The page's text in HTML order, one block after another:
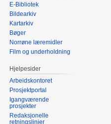
E-Bibliotek
Bildearkiv
Kartarkiv
Bøger
Norrøne læremidler
Film og underholdning
Hjelpesider
Arbeidskontoret
Prosjektportal
Igangværende
prosjekter
Redaksjonelle
retningslinjer